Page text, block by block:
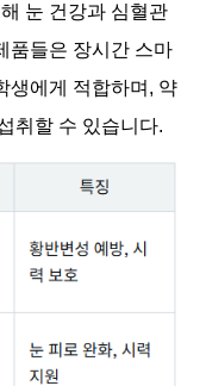
눈 건강과 심혈관
품들은 장시간 스마
생에게 적합하며, 약
취할 수 있습니다.